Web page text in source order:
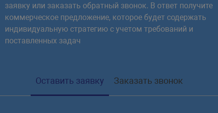
заявку или заказать обратный звонок. В ответ получите
коммерческое предложение, которое будет содержать
индивидуальную стратегию с учетом требований и
поставленных задач
Оставить заявку Заказать звонок